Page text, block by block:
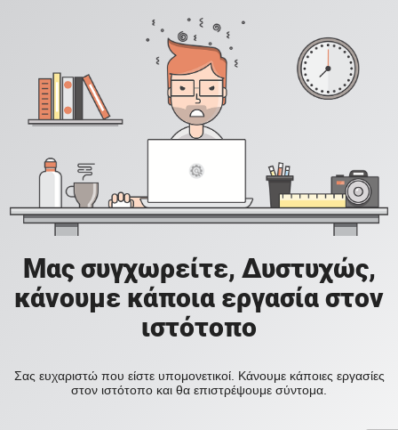
Μας συγχωρείτε, Δυστυχώς,
κάνουμε κάποια εργασία στον
ιστότοπο
Σας ευχαριστώ που είστε υπομονετικοί. Κάνουμε κάποιες εργασίες
στον ιστότοπο και θα επιστρέψουμε σύντομα.